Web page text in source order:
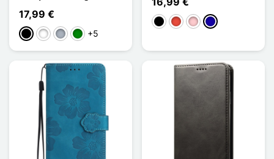
17,99 €
PretoBrancoCinzento
Verde
+5
PretoVermelho
RosaAzul Escuro